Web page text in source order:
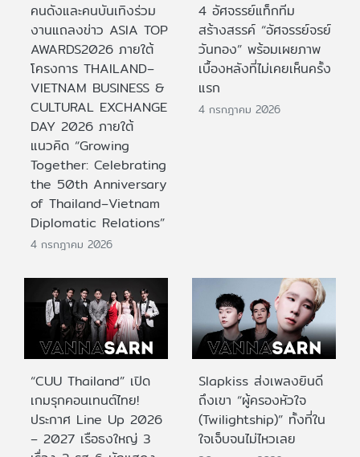
คนดังและคนบันเทิงร่วม
งานแถลงข่าว ASIA TOP
AWARDS2026 ภายใต้
โครงการ THAILAND–
VIETNAM BUSINESS &
CULTURAL EXCHANGE
DAY 2026 ภายใต้
แนวคิด “Growing
Together: Celebrating
the 50th Anniversary
of Thailand–Vietnam
Diplomatic Relations”
4 กรกฎาคม 2026
4 อัศจรรย์แท็กทีม
สร้างสรรค์ “อัศจรรย์จรย์
วันทอง” พร้อมเผยภาพ
เบื้องหลังที่ไม่เคยเห็นครั้ง
แรก
4 กรกฎาคม 2026
“CUU Thailand” เปิด
เกมรุกคอนเทนต์ไทย!
ประกาศ Line Up 2026
– 2027 เรือธงใหญ่ 3
Slapkiss ส่งเพลงยินดี
ถึงเขา “ผู้ครองหัวใจ
(Twilightship)” ทั้งที่ใน
ใจเจ็บจนไม่ไหวเลย